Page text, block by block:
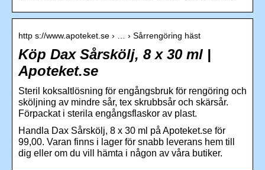
http s://www.apoteket.se › … › Sårrengöring häst
Köp Dax Sårskölj, 8 x 30 ml |
Apoteket.se
Steril koksaltlösning för engångsbruk för rengöring och
sköljning av mindre sår, tex skrubbsår och skärsår.
Förpackat i sterila engångsflaskor av plast.
Handla Dax Sårskölj, 8 x 30 ml på Apoteket.se för
99,00. Varan finns i lager för snabb leverans hem till
dig eller om du vill hämta i någon av våra butiker.